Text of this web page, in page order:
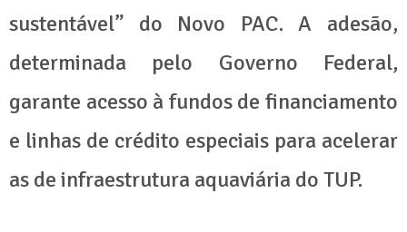
sustentável” do Novo PAC. A adesão,
determinada pelo Governo Federal,
garante acesso à fundos de financiamento
e linhas de crédito especiais para acelerar
as de infraestrutura aquaviária do TUP.